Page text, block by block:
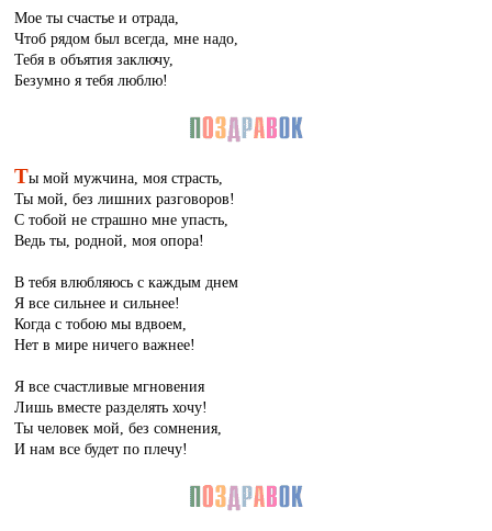
Мое ты счастье и отрада,
Чтоб рядом был всегда, мне надо,
Тебя в объятия заключу,
Безумно я тебя люблю!
Ты мой мужчина, моя страсть,
Ты мой, без лишних разговоров!
С тобой не страшно мне упасть,
Ведь ты, родной, моя опора!
В тебя влюбляюсь с каждым днем
Я все сильнее и сильнее!
Когда с тобою мы вдвоем,
Нет в мире ничего важнее!
Я все счастливые мгновения
Лишь вместе разделять хочу!
Ты человек мой, без сомнения,
И нам все будет по плечу!